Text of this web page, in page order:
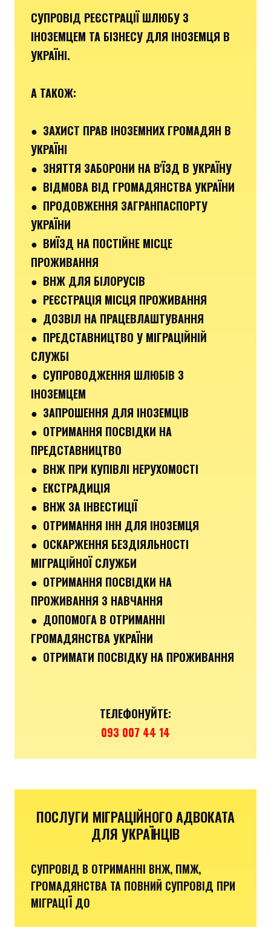
СУПРОВІД РЕЄСТРАЦІЇ ШЛЮБУ З
ІНОЗЕМЦЕМ ТА БІЗНЕСУ ДЛЯ ІНОЗЕМЦЯ В
УКРАЇНІ.
А ТАКОЖ:
● ЗАХИСТ ПРАВ ІНОЗЕМНИХ ГРОМАДЯН В
УКРАЇНІ
● ЗНЯТТЯ ЗАБОРОНИ НА В'ЇЗД В УКРАЇНУ
● ВІДМОВА ВІД ГРОМАДЯНСТВА УКРАЇНИ
● ПРОДОВЖЕННЯ ЗАГРАНПАСПОРТУ
УКРАЇНИ
● ВИЇЗД НА ПОСТІЙНЕ МІСЦЕ
ПРОЖИВАННЯ
● ВНЖ ДЛЯ БІЛОРУСІВ
● РЕЄСТРАЦІЯ МІСЦЯ ПРОЖИВАННЯ
● ДОЗВІЛ НА ПРАЦЕВЛАШТУВАННЯ
● ПРЕДСТАВНИЦТВО У МІГРАЦІЙНІЙ
СЛУЖБІ
● СУПРОВОДЖЕННЯ ШЛЮБІВ З
ІНОЗЕМЦЕМ
● ЗАПРОШЕННЯ ДЛЯ ІНОЗЕМЦІВ
● ОТРИМАННЯ ПОСВІДКИ НА
ПРЕДСТАВНИЦТВО
● ВНЖ ПРИ КУПІВЛІ НЕРУХОМОСТІ
● ЕКСТРАДИЦІЯ
● ВНЖ ЗА ІНВЕСТИЦІЇ
● ОТРИМАННЯ ІНН ДЛЯ ІНОЗЕМЦЯ
● ОСКАРЖЕННЯ БЕЗДІЯЛЬНОСТІ
МІГРАЦІЙНОЇ СЛУЖБИ
● ОТРИМАННЯ ПОСВІДКИ НА
ПРОЖИВАННЯ З НАВЧАННЯ
● ДОПОМОГА В ОТРИМАННІ
ГРОМАДЯНСТВА УКРАЇНИ
● ОТРИМАТИ ПОСВІДКУ НА ПРОЖИВАННЯ
ТЕЛЕФОНУЙТЕ:
093 007 44 14
ПОСЛУГИ МІГРАЦІЙНОГО АДВОКАТА
ДЛЯ УКРАЇНЦІВ
СУПРОВІД В ОТРИМАННІ ВНЖ, ПМЖ,
ГРОМАДЯНСТВА ТА ПОВНИЙ СУПРОВІД ПРИ
МІГРАЦІЇ ДО